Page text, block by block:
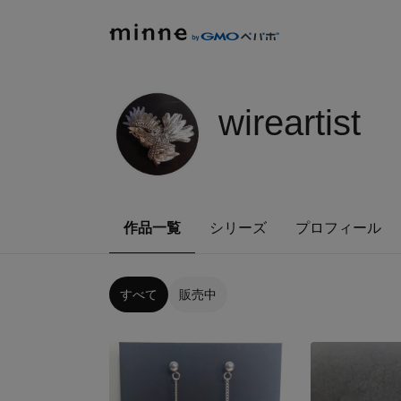
wireartist
作品一覧 シリーズ プロフィール
すべて 販売中